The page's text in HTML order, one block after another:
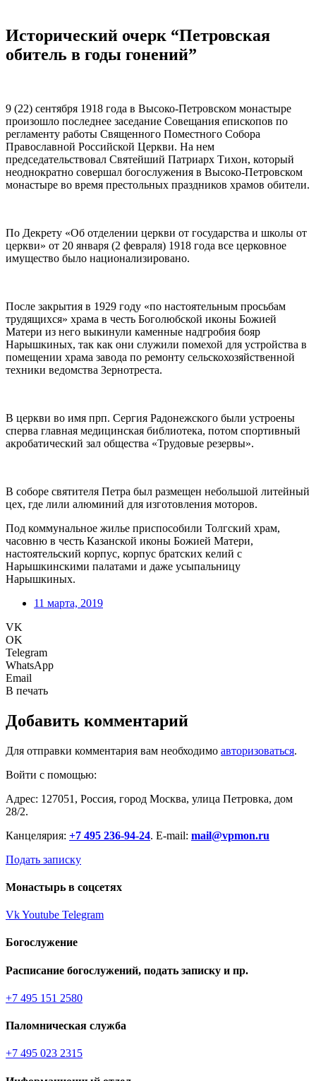
Исторический очерк “Петровская
обитель в годы гонений”
9 (22) сентября 1918 года в Высоко-Петровском монастыре
произошло последнее заседание Совещания епископов по
регламенту работы Священного Поместного Собopa
Православной Российской Церкви. На нем
председательствовал Святейший Патриарх Тихон, который
неоднократно совершал богослужения в Высоко-Петровском
монастыре во время престольных праздников храмов обители.
По Декрету «Об отделении церкви от государства и школы от
церкви» от 20 января (2 февраля) 1918 года все церковное
имущество было национализировано.
После закрытия в 1929 году «по настоятельным просьбам
трудящихся» храма в честь Боголюбской иконы Божией
Матери из него выкинули каменные надгробия бояр
Нарышкиных, так как они служили помехой для устройства в
помещении храма завода по ремонту сельскохозяйственной
техники ведомства Зернотреста.
В церкви во имя прп. Сергия Радонежского были устроены
сперва главная медицинская библиотека, потом спортивный
акробатический зал общества «Трудовые резервы».
В соборе святителя Петра был размещен небольшой литейный
цех, где лили алюминий для изготовления моторов.
Под коммунальное жилье приспособили Толгский храм,
часовню в честь Казанской иконы Божией Матери,
настоятельский корпус, корпус братских келий с
Нарышкинскими палатами и даже усыпальницу
Нарышкиных.
11 марта, 2019
VK
OK
Telegram
WhatsApp
Email
В печать
Добавить комментарий
Для отправки комментария вам необходимо авторизоваться.
Войти с помощью:
Адрес: 127051, Россия, город Москва, улица Петровка, дом
28/2.
Канцелярия: +7 495 236-94-24. E-mail: mail@vpmon.ru
Подать записку
Монастырь в соцсетях
VkYoutube Telegram
Богослужение
Расписание богослужений, подать записку и пр.
+7 495 151 2580
Паломническая служба
+7 495 023 2315